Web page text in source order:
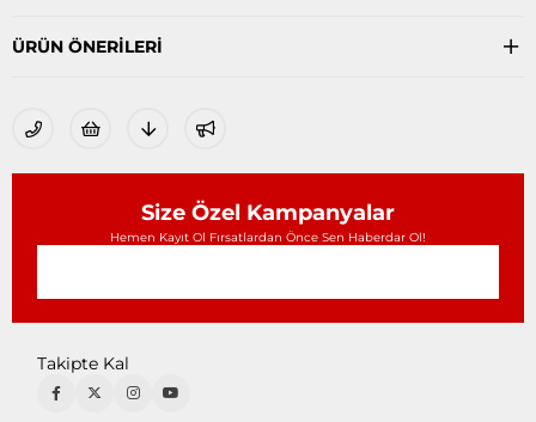
ÜRÜN ÖNERILERI
Size Özel Kampanyalar
Hemen Kayıt Ol Fırsatlardan Önce Sen Haberdar Ol!
Takipte Kal